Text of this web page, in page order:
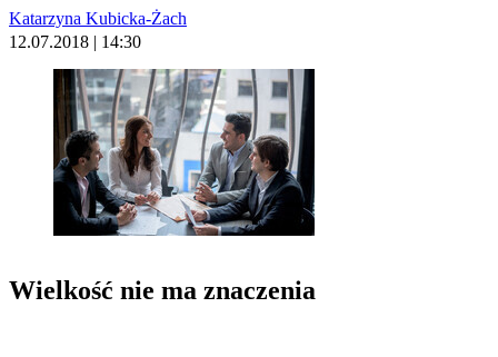
Katarzyna Kubicka-Żach
12.07.2018 | 14:30
Wielkość nie ma znaczenia